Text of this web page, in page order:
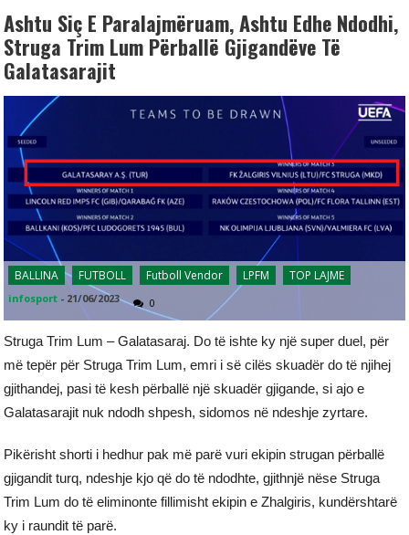
Ashtu Siç E Paralajmëruam, Ashtu Edhe Ndodhi,
Struga Trim Lum Përballë Gjigandëve Të
Galatasarajit
BALLINA FUTBOLL Futboll Vendor LPFM TOP LAJME
infosport - 21/06/2023 0
Struga Trim Lum – Galatasaraj. Do të ishte ky një super duel, për
më tepër për Struga Trim Lum, emri i së cilës skuadër do të njihej
gjithandej, pasi të kesh përballë një skuadër gjigande, si ajo e
Galatasarajit nuk ndodh shpesh, sidomos në ndeshje zyrtare.
Pikërisht shorti i hedhur pak më parë vuri ekipin strugan përballë
gjigandit turq, ndeshje kjo që do të ndodhte, gjithnjë nëse Struga
Trim Lum do të eliminonte fillimisht ekipin e Zhalgiris, kundërshtarë
ky i raundit të parë.